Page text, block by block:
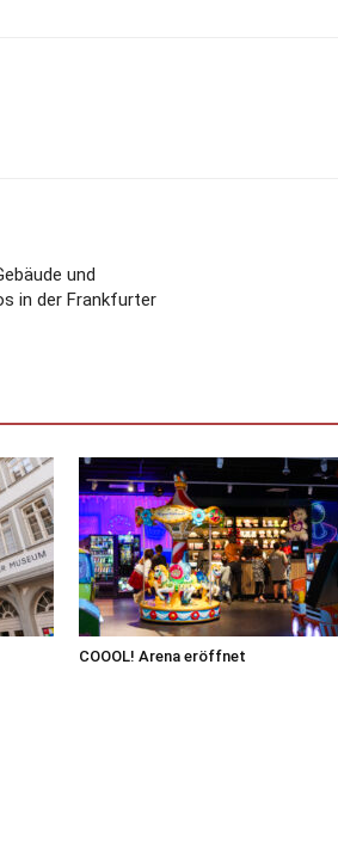
und
in der Frankfurter
COOOL! Arena eröffnet